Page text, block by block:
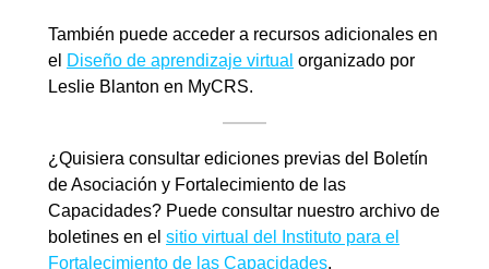
También puede acceder a recursos adicionales en
el Diseño de aprendizaje virtual organizado por
Leslie Blanton en MyCRS.
¿Quisiera consultar ediciones previas del Boletín
de Asociación y Fortalecimiento de las
Capacidades? Puede consultar nuestro archivo de
boletines en el sitio virtual del Instituto para el
Fortalecimiento de las Capacidades.